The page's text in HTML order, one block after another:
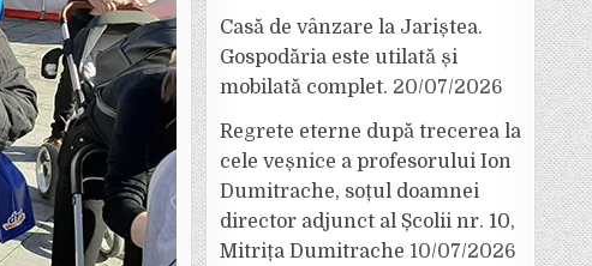
Casă de vânzare la Jariștea.
Gospodăria este utilată și
mobilată complet. 20/07/2026
Regrete eterne după trecerea la
cele veșnice a profesorului Ion
Dumitrache, soțul doamnei
director adjunct al Școlii nr. 10,
Mitrița Dumitrache 10/07/2026